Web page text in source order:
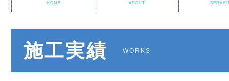
HOME ABOUT
施工実績 WORKS